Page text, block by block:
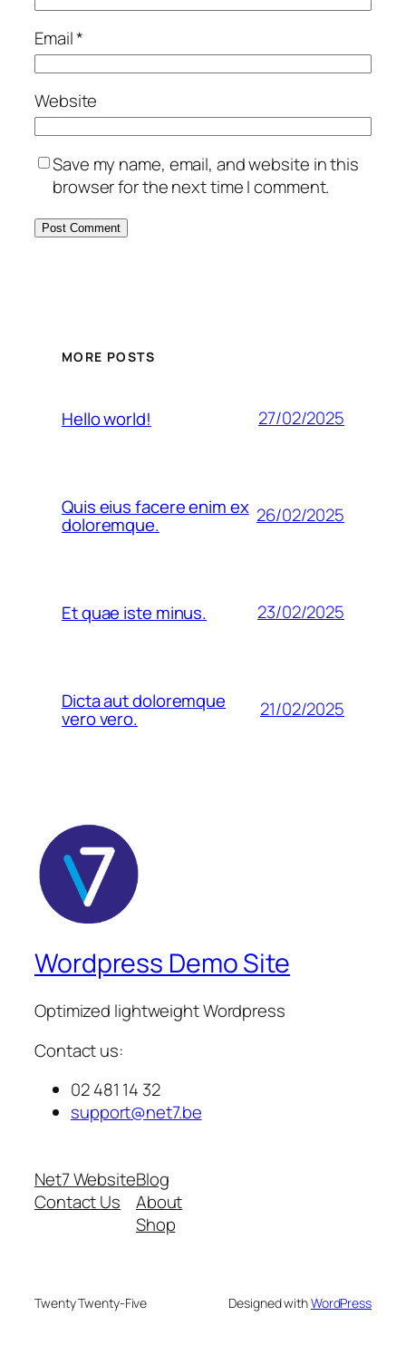
Email*
Website
Save my name, email, and website in this
browser for the next time I comment.
MORE POSTS
Hello world! 27/02/2025
Quis eius facere enim ex
doloremque. 26/02/2025
Et quae iste minus. 23/02/2025
Dicta aut doloremque
vero vero. 21/02/2025
Wordpress Demo Site
Optimized lightweight Wordpress
Contact us:
02 481 14 32
support@net7.be
Net7 Website
Contact Us
Blog
About
Shop
Twenty Twenty-Five Designed withWordPress